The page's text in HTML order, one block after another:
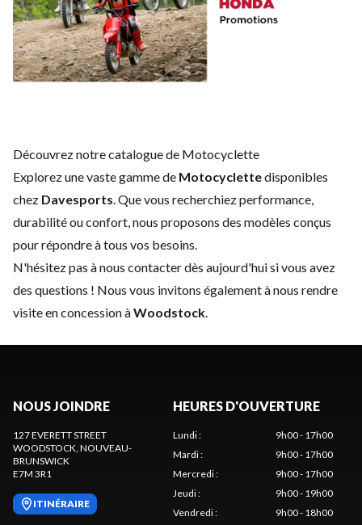
Découvrez notre catalogue de Motocyclette
Explorez une vaste gamme de Motocyclettedisponibles
chez Davesports. Que vous recherchiez performance,
durabilité ou confort, nous proposons des modèles conçus
pour répondre à tous vos besoins.
N'hésitez pas ànous contacterdès aujourd'hui si vous avez
des questions ! Nous vous invitons également à nous rendre
visite en concession àWoodstock.
NOUS JOINDRE
127 EVERETT STREET
WOODSTOCK , NOUVEAU-
BRUNSWICK
E7M 3R1
ITINÉRAIRE
HEURES D'OUVERTURE
Lundi:
9h00 - 17h00
Mardi:
9h00 - 17h00
Mercredi:
9h00 - 17h00
Jeudi:
9h00 - 19h00
Vendredi: 9h00 - 18h00